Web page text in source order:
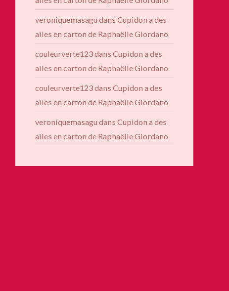
veroniquemasagu dans Cupidon a des
ailes en carton de Raphaëlle Giordano
couleurverte123dans Cupidon a des
ailes en carton de Raphaëlle Giordano
couleurverte123dans Cupidon a des
ailes en carton de Raphaëlle Giordano
veroniquemasagu dans Cupidon a des
ailes en carton de Raphaëlle Giordano